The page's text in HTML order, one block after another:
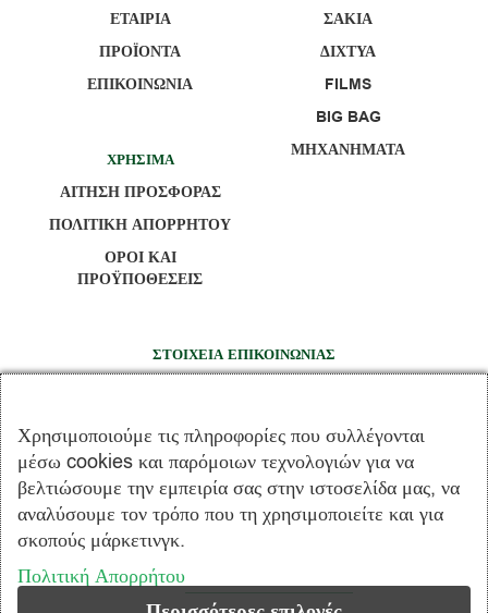
ΕΤΑΙΡΙΑ
ΠΡΟΪΟΝΤΑ
ΕΠΙΚΟΙΝΩΝΙΑ
ΧΡΗΣΙΜΑ
ΑΙΤΗΣΗ ΠΡΟΣΦΟΡΑΣ
ΠΟΛΙΤΙΚΗ ΑΠΟΡΡΗΤΟΥ
ΟΡΟΙ ΚΑΙ
ΠΡΟΫΠΟΘΕΣΕΙΣ
ΣΑΚΙΑ
ΔΙΧΤΥΑ
FILMS
BIG BAG
ΜΗΧΑΝΗΜΑΤΑ
ΣΤΟΙΧΕΙΑ ΕΠΙΚΟΙΝΩΝΙΑΣ
+30 22213 08054
+30 22623 07596
+30 22623 07597
info@terrapack.gr
Χρησιμοποιούμε τις πληροφορίες που συλλέγονται
μέσω cookies και παρόμοιων τεχνολογιών για να
βελτιώσουμε την εμπειρία σας στην ιστοσελίδα μας, να
αναλύσουμε τον τρόπο που τη χρησιμοποιείτε και για
σκοπούς μάρκετινγκ.
Πολιτική Απορρήτου